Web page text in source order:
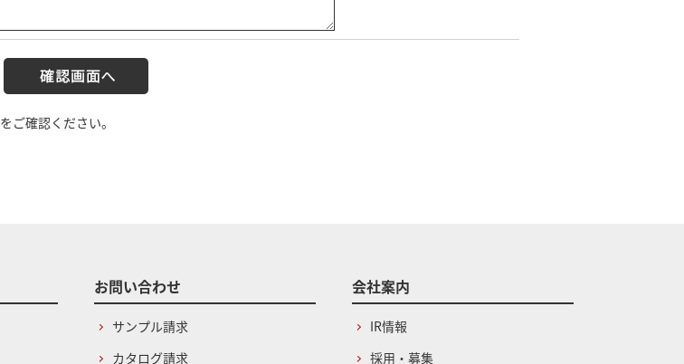
をご確認ください。
お問い合わせ
サンプル請求
カタログ請求
会社案内
IR情報
採用・募集